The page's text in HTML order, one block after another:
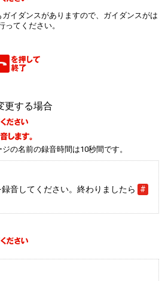
イダンスがありますので、ガイダンスがは
ってください。
更する場合
の名前の録音時間は10秒間です。
音してください。終わりましたら
#